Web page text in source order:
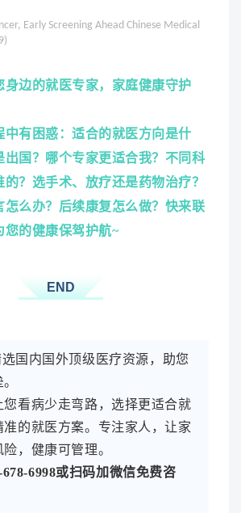
Early Screening Ahead Chinese Medical
身边的就医专家，家庭健康守护
中有困惑：适合的就医方向是什
出国？哪个专家更适合我？不同科
？选手术、放疗还是药物治疗？
怎么办？后续康复怎么做？快来联
您的健康保驾护航~
END
国内国外顶级医疗资源，助您
。
您看病少走弯路，选择更适合就
准的就医方案。专注家人，让家
，健康可管理。
6998或扫码加微信免费咨